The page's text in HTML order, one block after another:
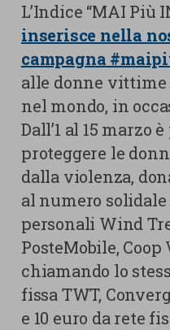
L’Indice “MAI Più
inserisce nella
campagna
alle donne
nel mondo, in
Dall’1 al 15 marzo
proteggere le
dalla violenza,
al numero
personali Wind
PosteMobile, Coop
chiamando lo
fissa TWT,
e 10 euro da rete